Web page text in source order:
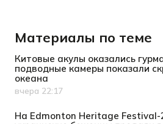
Материалы по теме
Китовые акулы оказались
подводные камеры показали
океана
Дата публикации
вчера 22:17
На Edmonton Heritage Festival-